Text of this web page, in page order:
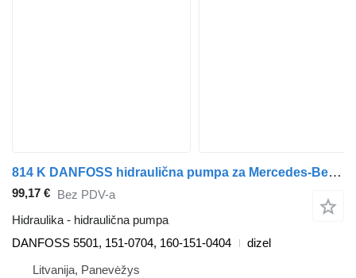
814 K DANFOSS hidraulična pumpa za Mercedes-Benz LK/LN2 kamiona
99,17 € Bez PDV-a
Hidraulika - hidraulična pumpa
DANFOSS 5501, 151-0704, 160-151-0404
dizel
Litvanija, Panevėžys